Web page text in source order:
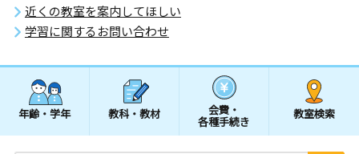
近くの教室を案内してほしい
学習に関するお問い合わせ
年齢・学年 教科・教材 会費・
各種手続き
教室検索